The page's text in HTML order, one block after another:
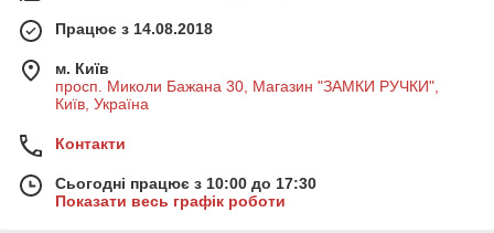
Працює з 14.08.2018
м. Київ
просп. Миколи Бажана 30, Магазин "ЗАМКИ РУЧКИ",
Київ, Україна
Контакти
Сьогодні працює з 10:00 до 17:30
Показати весь графік роботи